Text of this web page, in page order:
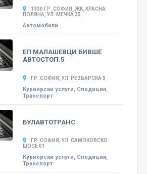
1330 ГР. СОФИЯ, ЖК. КРАСНА
ПОЛЯНА, УЛ. МЕЧКА 35
Автомобили
ЕП МАЛАШЕВЦИ БИВШЕ
АВТОСТОП.5
ГР. СОФИЯ, УЛ. РЕЗБАРСКА 3
Куриерски услуги, Спедиция,
Транспорт
БУЛАВТОТРАНС
ГР. СОФИЯ, УЛ. САМОКОВСКО
ШОСЕ 01
Куриерски услуги, Спедиция,
Транспорт